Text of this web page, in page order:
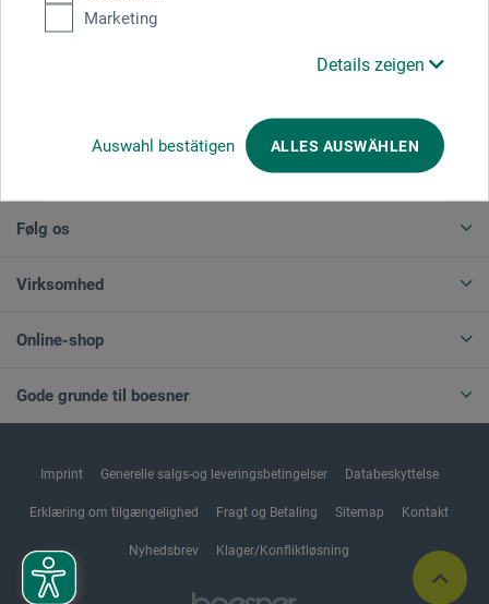
Marketing
Details zeigen
Auswahl bestätigen ALLES AUSWÄHLEN
Følg os
Virksomhed
Online-shop
Gode grunde til boesner
Imprint Generelle salgs-og leveringsbetingelser Databeskyttelse
Erklæring om tilgængelighed Fragt og Betaling Sitemap Kontakt
Nyhedsbrev Klager/Konfliktløsning